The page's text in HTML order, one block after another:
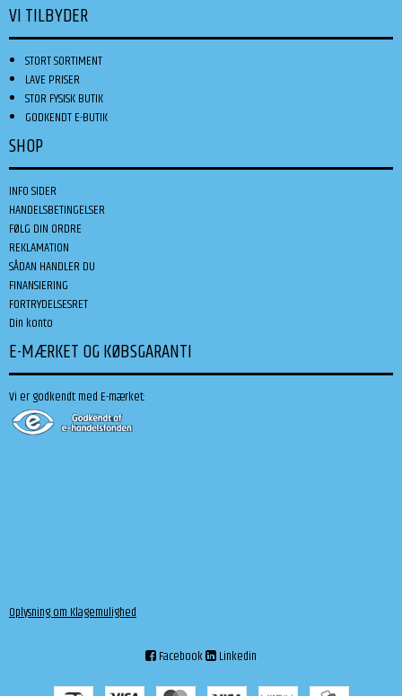
VI TILBYDER
STORT SORTIMENT
LAVE PRISER
STOR FYSISK BUTIK
GODKENDT E-BUTIK
SHOP
INFO SIDER
HANDELSBETINGELSER
FØLG DIN ORDRE
REKLAMATION
SÅDAN HANDLER DU
FINANSIERING
FORTRYDELSESRET
Din konto
E-MÆRKET OG KØBSGARANTI
Vi er godkendt med E-mærket:
Oplysning om Klagemulighed
Facebook Linkedin